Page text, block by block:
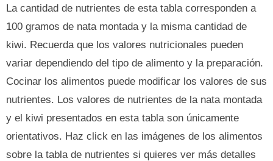
La cantidad de nutrientes de esta tabla corresponden a
100 gramos de nata montada y la misma cantidad de
kiwi. Recuerda que los valores nutricionales pueden
variar dependiendo del tipo de alimento y la preparación.
Cocinar los alimentos puede modificar los valores de sus
nutrientes. Los valores de nutrientes de la nata montada
y el kiwi presentados en esta tabla son únicamente
orientativos. Haz click en las imágenes de los alimentos
sobre la tabla de nutrientes si quieres ver más detalles